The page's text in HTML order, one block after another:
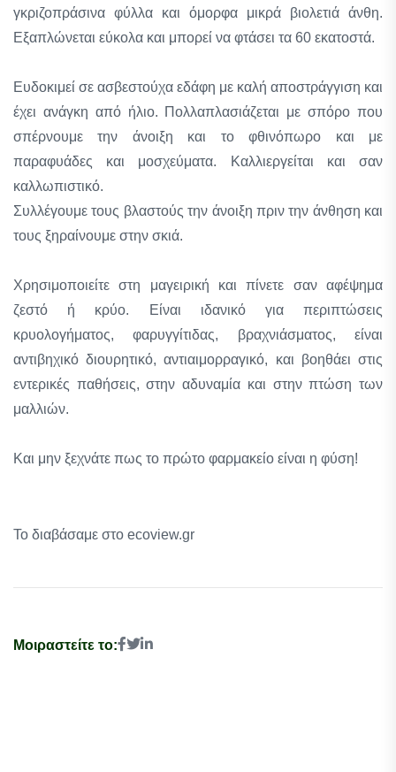
γκριζοπράσινα φύλλα και όμορφα μικρά βιολετιά άνθη.
Εξαπλώνεται εύκολα και μπορεί να φτάσει τα 60 εκατοστά.
Ευδοκιμεί σε ασβεστούχα εδάφη με καλή αποστράγγιση και
έχει ανάγκη από ήλιο. Πολλαπλασιάζεται με σπόρο που
σπέρνουμε την άνοιξη και το φθινόπωρο και με
παραφυάδες και μοσχεύματα. Καλλιεργείται και σαν
καλλωπιστικό.
Συλλέγουμε τους βλαστούς την άνοιξη πριν την άνθηση και
τους ξηραίνουμε στην σκιά.
Χρησιμοποιείτε στη μαγειρική και πίνετε σαν αφέψημα
ζεστό ή κρύο. Είναι ιδανικό για περιπτώσεις
κρυολογήματος, φαρυγγίτιδας, βραχνιάσματος, είναι
αντιβηχικό διουρητικό, αντιαιμορραγικό, και βοηθάει στις
εντερικές παθήσεις, στην αδυναμία και στην πτώση των
μαλλιών.
Και μην ξεχνάτε πως το πρώτο φαρμακείο είναι η φύση!
Το διαβάσαμε στο ecoview.gr
Μοιραστείτε το: